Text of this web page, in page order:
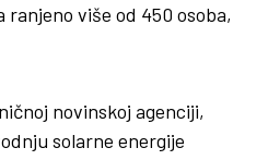
više od 450 osoba,
novinskoj agenciji,
solarne energije